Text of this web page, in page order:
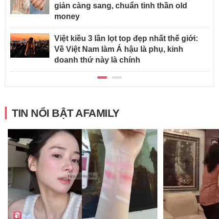
giản càng sang, chuẩn tinh thần old
money
Việt kiều 3 lần lọt top đẹp nhất thế giới:
Về Việt Nam làm Á hậu là phụ, kinh
doanh thứ này là chính
TIN NỔI BẬT AFAMILY